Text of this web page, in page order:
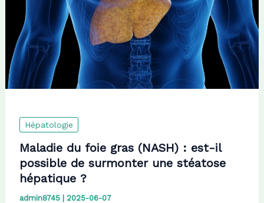
Hépatologie
Maladie du foie gras (NASH) : est-il
possible de surmonter une stéatose
hépatique ?
admin8745 2025-06-07